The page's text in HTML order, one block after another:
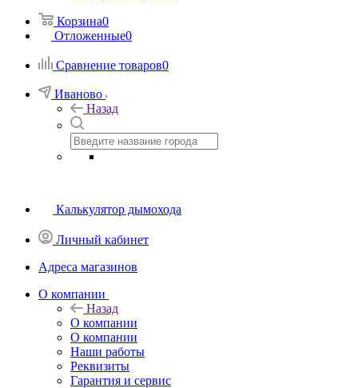
Корзина0
Отложенные0
Сравнение товаров0
Иваново
Назад
Калькулятор дымохода
Личный кабинет
Адреса магазинов
O компании
Назад
O компании
О компании
Наши работы
Реквизиты
Гарантия и сервис